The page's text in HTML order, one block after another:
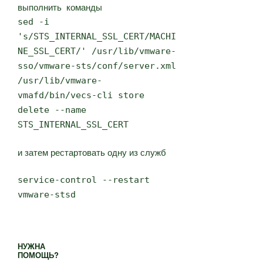
выполнить команды
sed -i
's/STS_INTERNAL_SSL_CERT/MACHI
NE_SSL_CERT/' /usr/lib/vmware-
sso/vmware-sts/conf/server.xml
/usr/lib/vmware-
vmafd/bin/vecs-cli store
delete --name
STS_INTERNAL_SSL_CERT
и затем рестартовать одну из служб
service-control --restart
vmware-stsd
НУЖНА
ПОМОЩЬ?